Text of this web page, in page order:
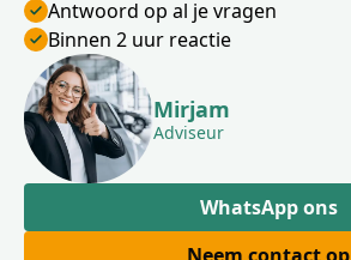
Antwoord op al je vragen
Binnen 2 uur reactie
Mirjam
Adviseur
WhatsApp ons